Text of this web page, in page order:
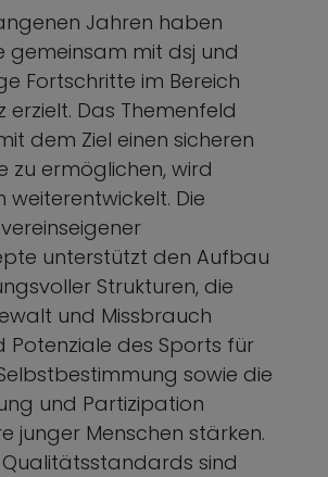
Jahren haben
gemeinsam mit dsj und
Fortschritte im Bereich
erzielt. Das Themenfeld
dem Ziel einen sicheren
zu ermöglichen, wird
weiterentwickelt. Die
unterstützt den Aufbau
Strukturen, die
und Missbrauch
Potenziale des Sports für
sowie die
und Partizipation
junger Menschen stärken.
Qualitätsstandards sind